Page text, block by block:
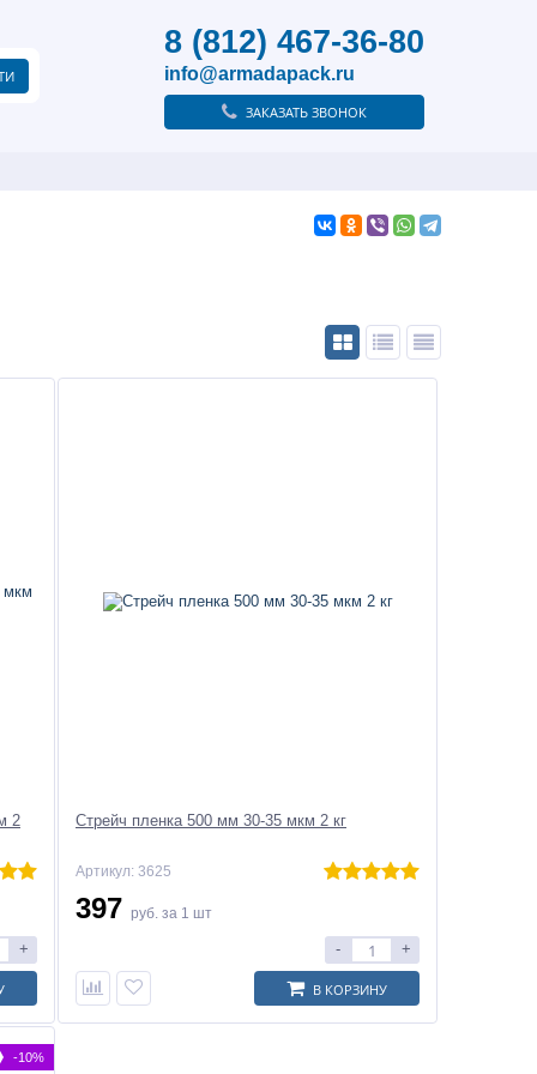
8 (812) 467-36-80
info@armadapack.ru
ЗАКАЗАТЬ ЗВОНОК
2
+
Стрейч пленка 500 мм 30-35 мкм 2 кг
Артикул: 3625
397 руб. за 1 шт
- +
В КОРЗИНУ
-10%